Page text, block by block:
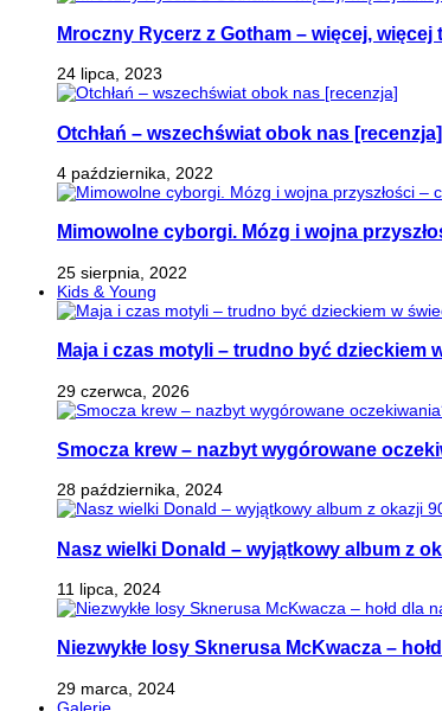
Mroczny Rycerz z Gotham – więcej,
24 lipca, 2023
Otchłań – wszechświat obok nas [recenzja]
4 października, 2022
Mimowolne cyborgi. Mózg i wojna
25 sierpnia, 2022
Kids & Young
Maja i czas motyli – trudno być dzieckiem
29 czerwca, 2026
Smocza krew – nazbyt wygórowane
28 października, 2024
Nasz wielki Donald – wyjątkowy album z
11 lipca, 2024
Niezwykłe losy Sknerusa McKwacza –
29 marca, 2024